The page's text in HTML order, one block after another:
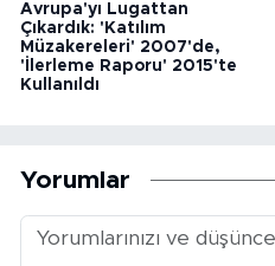
Avrupa'yı Lugattan
Çıkardık: 'Katılım
Müzakereleri' 2007'de,
'İlerleme Raporu' 2015'te
Kullanıldı
Yorumlar